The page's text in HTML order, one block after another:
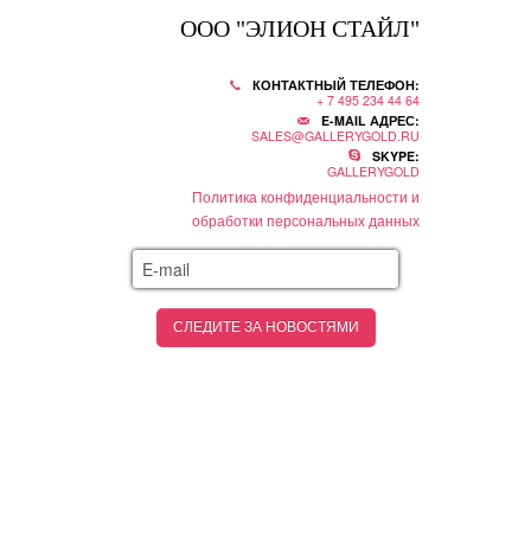
ООО "ЭЛИОН СТАЙЛ"
КОНТАКТНЫЙ ТЕЛЕФОН:
+ 7 495 234 44 64
E-MAIL АДРЕС:
SALES@GALLERYGOLD.RU
SKYPE:
GALLERYGOLD
Политика конфиденциальности и
обработки персональных данных